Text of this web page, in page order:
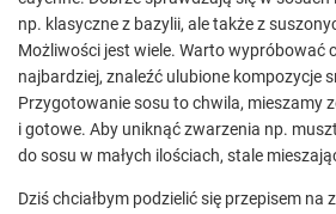
np. klasyczne z bazylii, ale także z
Możliwości jest wiele. Warto wypróbować
najbardziej, znaleźć ulubione kompozycje
Przygotowanie sosu to chwila, mieszamy
i gotowe. Aby uniknąć zwarzenia np.
do sosu w małych ilościach, stale
Dziś chciałbym podzielić się przepisem na